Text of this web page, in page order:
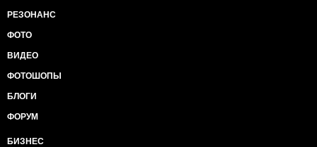
РЕЗОНАНС
ФОТО
ВИДЕО
ФОТОШОПЫ
БЛОГИ
ФОРУМ
БИЗНЕС